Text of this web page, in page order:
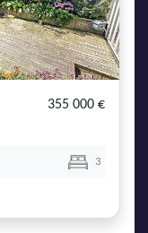
355 000 €
3